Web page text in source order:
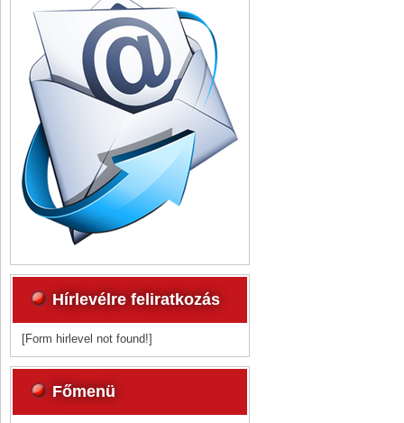
Hírlevélre feliratkozás
[Form hirlevel not found!]
Főmenü